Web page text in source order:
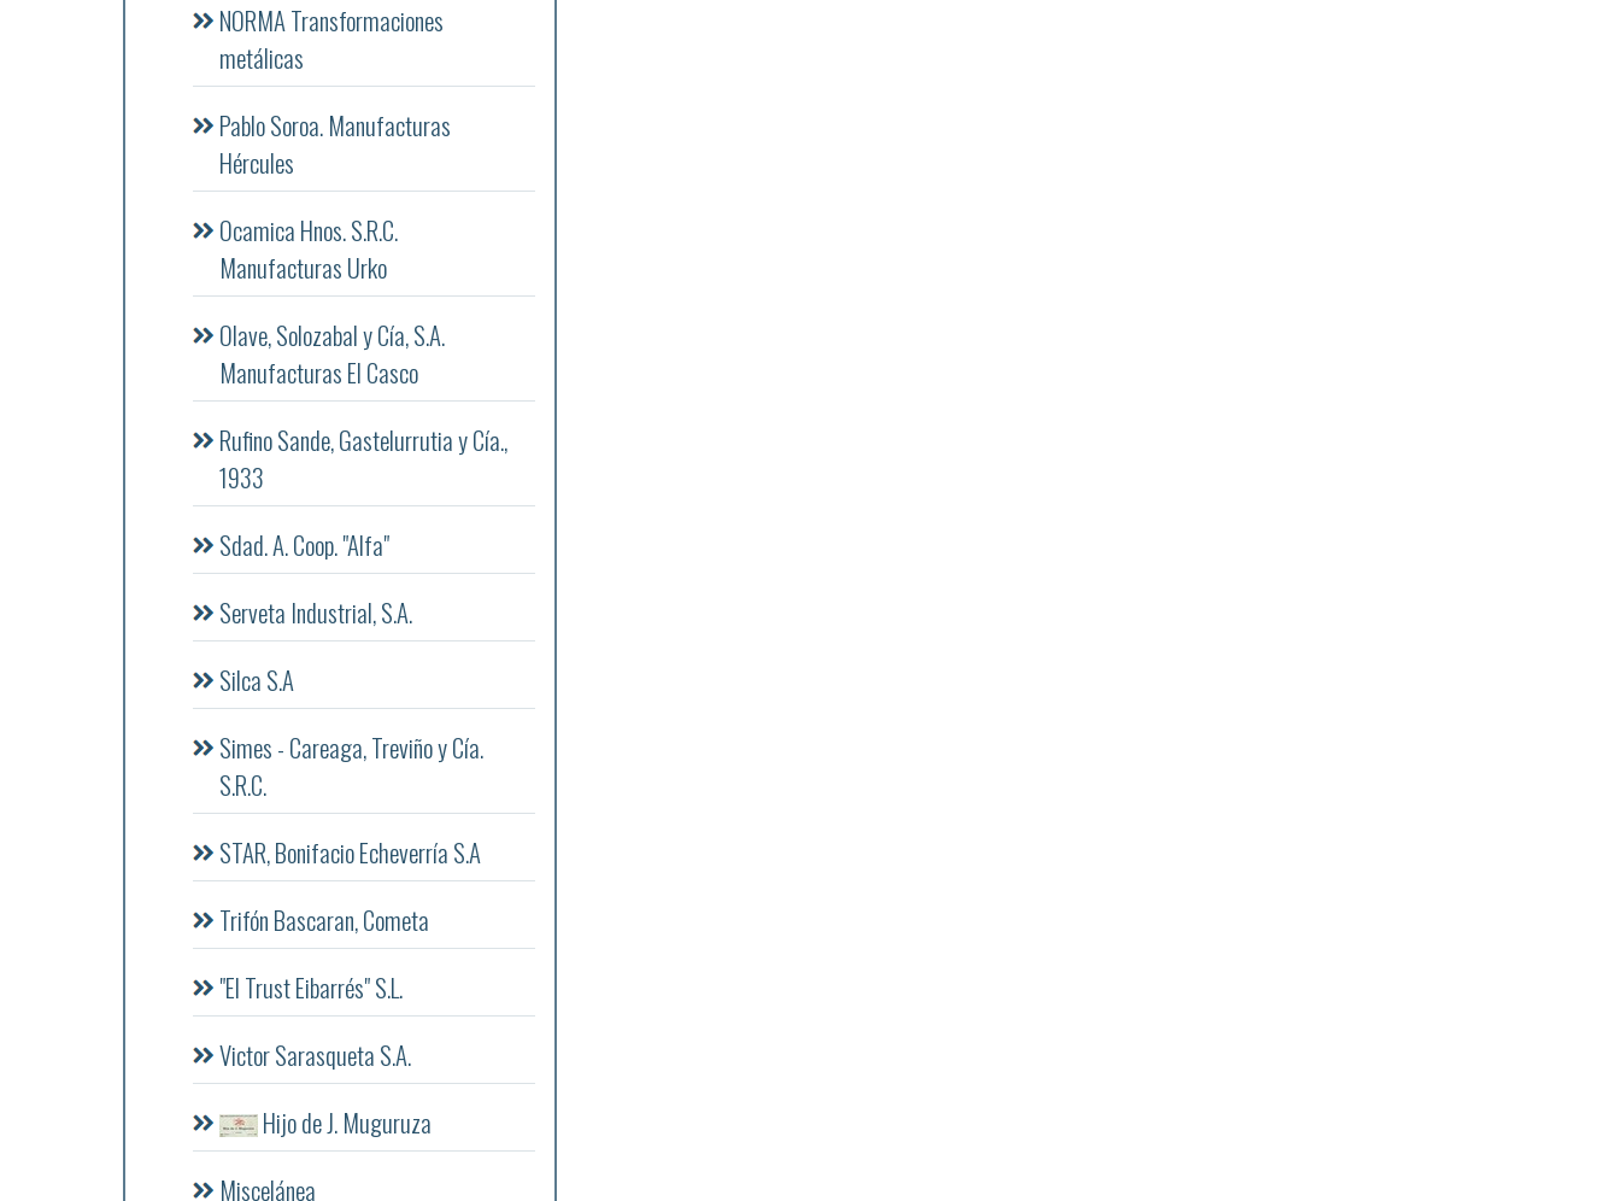
NORMA Transformaciones
metálicas
Pablo Soroa. Manufacturas
Hércules
Ocamica Hnos. S.R.C.
Manufacturas Urko
Olave, Solozabal y Cía, S.A.
Manufacturas El Casco
Rufino Sande, Gastelurrutia y Cía.,
1933
Sdad. A. Coop. "Alfa"
Serveta Industrial, S.A.
Silca S.A
Simes - Careaga, Treviño y Cía.
S.R.C.
STAR, Bonifacio Echeverría S.A
Trifón Bascaran, Cometa
"El Trust Eibarrés" S.L.
Victor Sarasqueta S.A.
Hijo de J. Muguruza
Miscelánea